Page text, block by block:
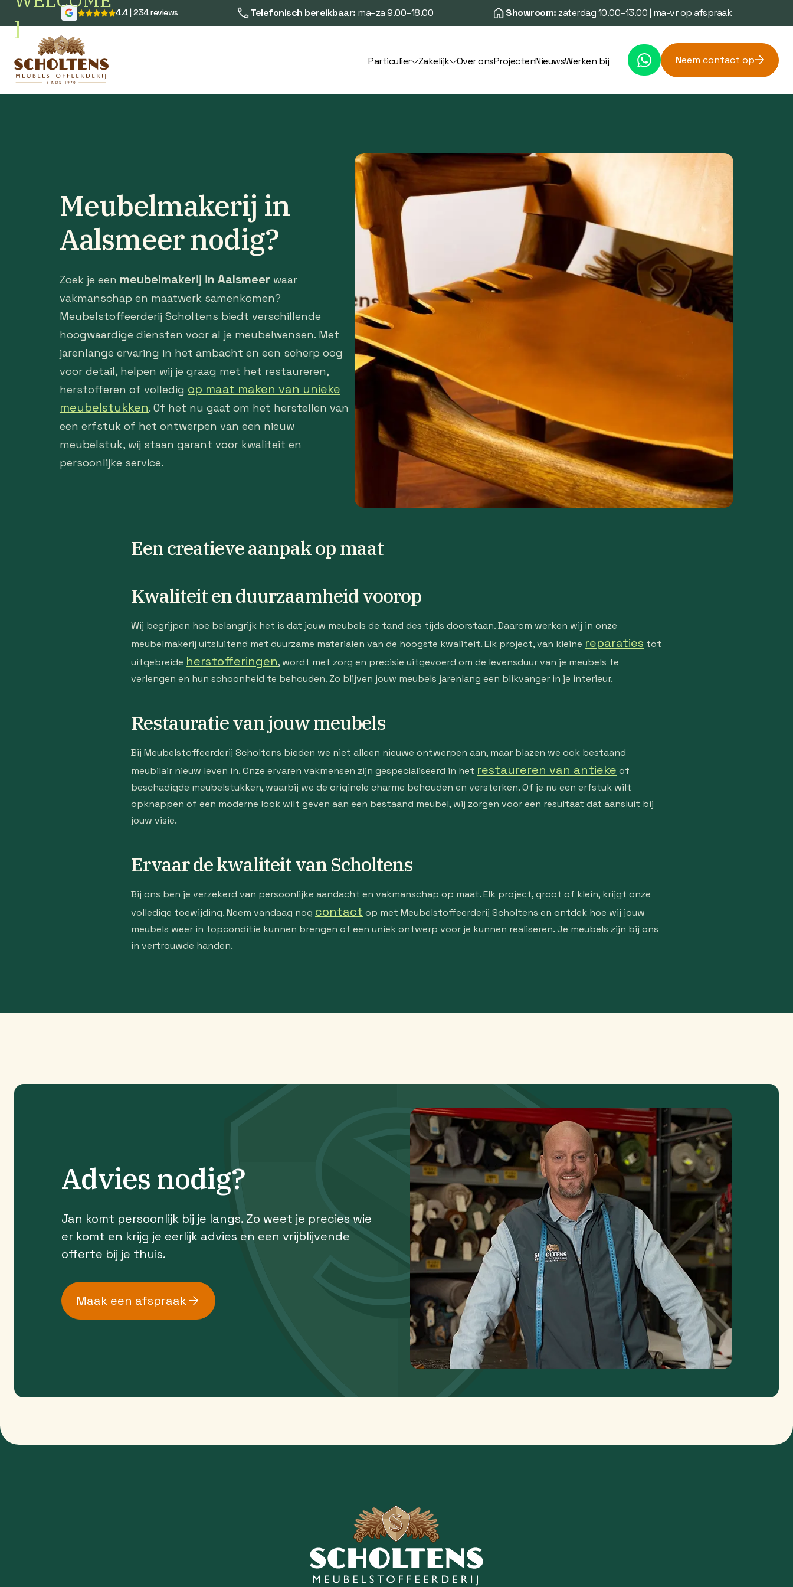
]
4.4 | 234 reviews Telefonisch bereikbaar: ma–za 9.00–18.00 Showroom:zaterdag 10.00–13.00 | ma-vr op afspraak
Particulier Zakelijk Over onsProjectenNieuwsWerken bij Neem contact op
Meubelmakerij in
Aalsmeer nodig?
Zoek je een meubelmakerij in Aalsmeer waar
vakmanschap en maatwerk samenkomen?
Meubelstoffeerderij Scholtens biedt verschillende
hoogwaardige diensten voor al je meubelwensen. Met
jarenlange ervaring in het ambacht en een scherp oog
voor detail, helpen wij je graag met het restaureren,
herstofferen of volledig op maat maken van unieke
meubelstukken. Of het nu gaat om het herstellen van
een erfstuk of het ontwerpen van een nieuw
meubelstuk, wij staan garant voor kwaliteit en
persoonlijke service.
Een creatieve aanpak op maat
Kwaliteit en duurzaamheid voorop
Wij begrijpen hoe belangrijk het is dat jouw meubels de tand des tijds doorstaan. Daarom werken wij in onze
meubelmakerij uitsluitend met duurzame materialen van de hoogste kwaliteit. Elk project, van kleine reparaties tot
uitgebreide herstofferingen, wordt met zorg en precisie uitgevoerd om de levensduur van je meubels te
verlengen en hun schoonheid te behouden. Zo blijven jouw meubels jarenlang een blikvanger in je interieur.
Restauratie van jouw meubels
Bij Meubelstoffeerderij Scholtens bieden we niet alleen nieuwe ontwerpen aan, maar blazen we ook bestaand
meubilair nieuw leven in. Onze ervaren vakmensen zijn gespecialiseerd in het restaureren van antieke of
beschadigde meubelstukken, waarbij we de originele charme behouden en versterken. Of je nu een erfstuk wilt
opknappen of een moderne look wilt geven aan een bestaand meubel, wij zorgen voor een resultaat dat aansluit bij
jouw visie.
Ervaar de kwaliteit van Scholtens
Bij ons ben je verzekerd van persoonlijke aandacht en vakmanschap op maat. Elk project, groot of klein, krijgt onze
volledige toewijding. Neem vandaag nog contact op met Meubelstoffeerderij Scholtens en ontdek hoe wij jouw
meubels weer in topconditie kunnen brengen of een uniek ontwerp voor je kunnen realiseren. Je meubels zijn bij ons
in vertrouwde handen.
Advies nodig?
Jan komt persoonlijk bij je langs. Zo weet je precies wie
er komt en krijg je eerlijk advies en een vrijblijvende
offerte bij je thuis.
Maak een afspraak